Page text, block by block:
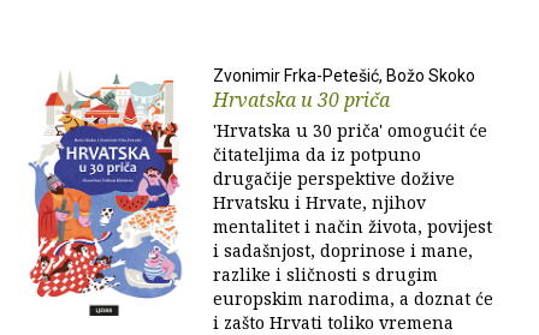
Zvonimir Frka-Petešić, Božo Skoko
Hrvatska u 30 priča
'Hrvatska u 30 priča' omogućit će
čitateljima da iz potpuno
drugačije perspektive dožive
Hrvatsku i Hrvate, njihov
mentalitet i način života, povijest
i sadašnjost, doprinose i mane,
razlike i sličnosti s drugim
europskim narodima, a doznat će
i zašto Hrvati toliko vremena